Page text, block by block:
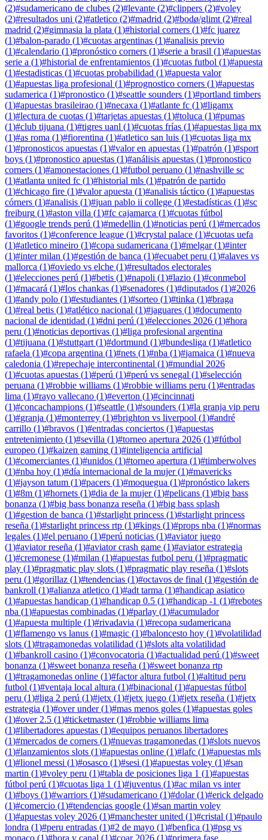
(2)#sudamericano de clubes (2)#levante (2)#clippers (2)#voley
(2)#resultados uni (2)#atletico (2)#madrid (2)#bodø/glimt (2)#real
madrid (2)#gimnasia la plata (1)#historial corners (1)#fc juarez
(1)#balon-parado (1)#cuotas argentinas (1)#analisis previo
(1)#calendario (1)#pronóstico corners (1)#serie a brasil (1)#apuestas
serie a (1)#historial de enfrentamientos (1)#cuotas futbol (1)#apuesta
(1)#estadisticas (1)#cuotas probabilidad (1)#apuesta valor
(1)#apuestas liga profesional (1)#prognostico corners (1)#apuestas
sudamerica (1)#pronostico (1)#seattle sounders (1)#portland timbers
(1)#apuestas brasileirao (1)#necaxa (1)#atlante fc (1)#ligamx
(1)#lectura de cuotas (1)#tarjetas apuestas (1)#toluca (1)#pumas
(1)#club tijuana (1)#tigres uanl (1)#cuotas frías (1)#apuestas liga mx
(1)#as roma (1)#fiorentina (1)#atletico san luis (1)#cuotas liga mx
(1)#pronosticos apuestas (1)#valor en apuestas (1)#patrón (1)#sport
boys (1)#pronostico apuestas (1)#análisis apuestas (1)#pronostico
corners (1)#amonestaciones (1)#futbol peruano (1)#nashville sc
(1)#atlanta united fc (1)#historial mls (1)#patrón de partido
(1)#chicago fire (1)#valor apuesta (1)#analisis táctico (1)#apuestas
córners (1)#analisis (1)#juan pablo ii college (1)#estadísticas (1)#sc
freiburg (1)#aston villa (1)#fc cajamarca (1)#cuotas fútbol
(1)#google trends perú (1)#medellin (1)#noticias perú (1)#mercados
favoritos (1)#conference league (1)#crystal palace (1)#cuotas uefa
(1)#atletico mineiro (1)#copa sudamericana (1)#melgar(1)#inter
(1)#inter milan (1)#gestión de banca (1)#ecuabet peru (1)#alaves vs
mallorca (1)#oviedo vs elche (1)#resultados electorales
(1)#elecciones perú (1)#betis (1)#napoli (1)#lazio (1)#conmebol
(1)#macará (1)#los chankas (1)#senadores (1)#diputados (1)#2026
(1)#andy polo (1)#estudiantes (1)#sorteo (1)#tinka (1)#braga
(1)#real betis (1)#atlético nacional (1)#jaguares (1)#documento
nacional de identidad (1)#dni perú (1)#elecciones 2026 (1)#hora
peru (1)#noticias deportivas (1)#liga profesional argentina
(1)#tijuana (1)#stuttgart (1)#dortmund (1)#bundesliga (1)#atletico
rafaela (1)#copa argentina (1)#nets (1)#nba (1)#jamaica (1)#nueva
caledonia (1)#repechaje intercontinental (1)#mundial 2026
(1)#cuotas apuestas (1)#perú (1)#perú vs senegal (1)#selección
peruana (1)#robbie williams (1)#robbie williams peru (1)#entradas
lima (1)#rayo vallecano (1)#everton (1)#cincinnati
(1)#concachampions (1)#seattle (1)#sounders (1)#la granja vip peru
(1)#granja (1)#monterrey (1)#brighton vs liverpool (1)#andré
carrillo (1)#bravos (1)#entradas conciertos (1)#apuestas
entretenimiento (1)#sevilla (1)#torneo apertura 2026 (1)#fútbol
europeo (1)#kaizen gaming (1)#inteligencia artificial
(1)#comerciantes (1)#unidos (1)#torneo apertura (1)#timberwolves
(1)#nba hoy (1)#día internacional de la mujer(1)#mavericks
(1)#jayson tatum (1)#pacers (1)#moquegua (1)#pronóstico lakers
(1)#8m (1)#hornets (1)#dia de la mujer(1)#pelicans (1)#big bass
bonanza (1)#big bass bonanza reseña (1)#big bass splash
(1)#gestion de banca (1)#starlight princess (1)#starlight princess
reseña (1)#starlight princess rtp (1)#kings (1)#props nba (1)#normas
legales (1)#el peruano (1)#perú noticias (1)#aviator juego
(1)#aviator reseña (1)#aviator crash game (1)#aviator estrategia
(1)#cremonese (1)#milan (1)#apuestas futbol peru (1)#pragmatic
play (1)#pragmatic play slots (1)#pragmatic play reseña (1)#slots
peru (1)#gorillaz (1)#tendencias (1)#octavos de final (1)#gestión de
bankroll (1)#alianza atletico (1)#adt tarma (1)#handicap asiatico
(1)#apuestas handicap (1)#handicap 0.5 (1)#handicap -1 (1)#rebotes
nba (1)#apuestas combinadas (1)#parlay (1)#acumulador
(1)#apuesta multiple (1)#rivadavia (1)#recopa sudamericana
(1)#flamengo vs lanus (1)#magic (1)#baloncesto hoy (1)#volatilidad
slots (1)#tragamonedas volatilidad (1)#slots alta volatilidad
(1)#bankroll casino (1)#convocatoria (1)#actualidad perú (1)#sweet
bonanza (1)#sweet bonanza reseña (1)#sweet bonanza rtp
(1)#tragamonedas online (1)#factor altura futbol (1)#altitud peru
futbol (1)#ventaja local altura (1)#binacional (1)#apuestas fútbol
peru (1)#liga 2 perú (1)#jetx (1)#jetx juego (1)#jetx reseña (1)#jetx
estrategia (1)#over under(1)#mas menos goles (1)#apuestas goles
(1)#over 2.5 (1)#ticketmaster(1)#robbie williams lima
(1)#libertadores apuestas (1)#equipos peruanos libertadores
(1)#mercados de corners (1)#nuevas tragamonedas (1)#slots nuevos
(1)#lanzamientos slots (1)#apuestas online (1)#lafc (1)#apuestas mls
(1)#lionel messi (1)#osasco (1)#sesi (1)#apuestas voley (1)#san
martin (1)#voley peru (1)#tabla de posiciones liga 1 (1)#apuestas
fútbol perú (1)#cuotas liga 1 (1)#juventus (1)#ac milan vs inter
(1)#boys (1)#warriors (1)#sudamericano (1)#dolar(1)#erick delgado
(1)#comercio (1)#tendencias google (1)#san martin voley
(1)#apuestas voley 2026 (1)#manchester united (1)#cristal (1)#paulo
londra (1)#peru entradas (1)#2 de mayo (1)#benfica (1)#psg vs
monaco (1)#hora y canal (1)#coar 2026 (1)#primera fase